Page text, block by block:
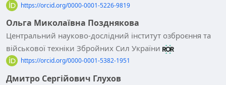
https://orcid.org/0000-0001-5226-9819
Ольга Миколаївна Позднякова
Центральний науково-дослідний інститут озброєння та
військової техніки Збройних Сил України
https://orcid.org/0000-0001-5382-1951
Дмитро Сергійович Глухов